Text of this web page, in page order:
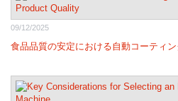
09/12/2025
食品品質の安定における自動コーティ